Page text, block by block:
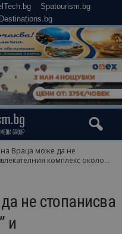
Spatourism.bg
Destinations.bg
Враца може да не
комплекс около...
не стопанисва
и